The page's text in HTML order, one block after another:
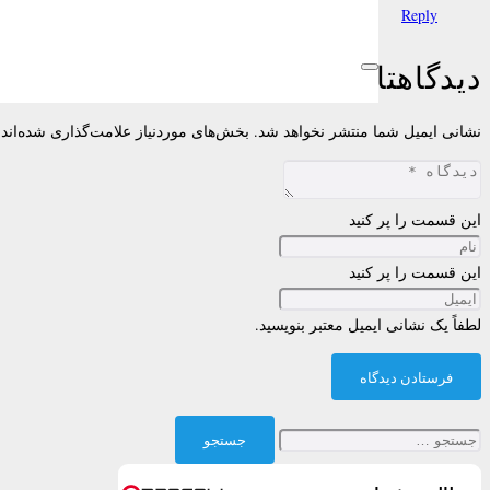
Reply
دیدگاهتان را بنویسید
نشانی ایمیل شما منتشر نخواهد شد. بخش‌های موردنیاز علامت‌گذاری
این قسمت را پر کنید
این قسمت را پر کنید
لطفاً یک نشانی ایمیل معتبر بنویسید.
فرستادن دیدگاه
جستجو
برای: